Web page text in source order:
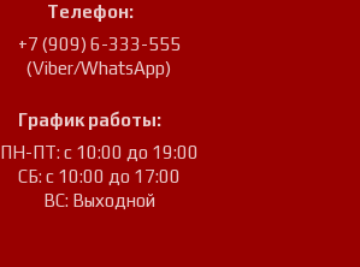
Телефон:
+7 (909) 6-333-555
(Viber/WhatsApp)
График работы:
ПН-ПТ: с 10:00 до 19:00
СБ: с 10:00 до 17:00
ВС: Выходной